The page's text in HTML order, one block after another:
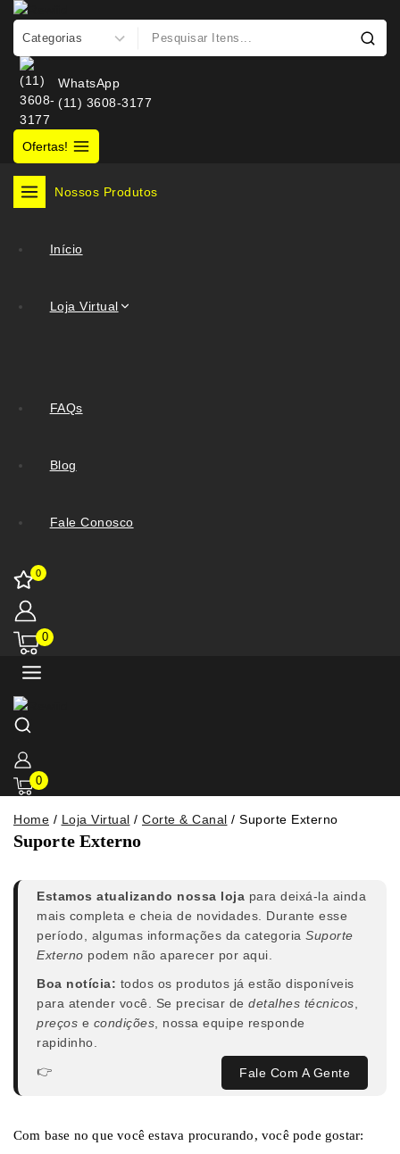
WhatsApp
(11) 3608-3177
Ofertas!
Nossos Produtos
Início
Loja Virtual
FAQs
Blog
Fale Conosco
0
0
0
Home / Loja Virtual / Corte & Canal / Suporte Externo
Suporte Externo
Estamos atualizando nossa loja para deixá-la ainda
mais completa e cheia de novidades. Durante esse
período, algumas informações da categoria Suporte
Externo podem não aparecer por aqui.
Boa notícia: todos os produtos já estão disponíveis
para atender você. Se precisar de detalhes técnicos
preços e condições , nossa equipe responde
rapidinho.
👉
Fale Com A Gente
Com base no que você estava procurando, você pode gostar: